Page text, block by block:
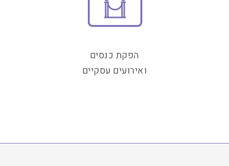
הפקת כנסים
ואירועים עסקיים